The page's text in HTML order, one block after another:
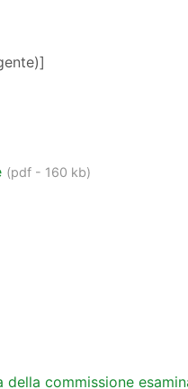
(pdf - 160 kb)
commissione